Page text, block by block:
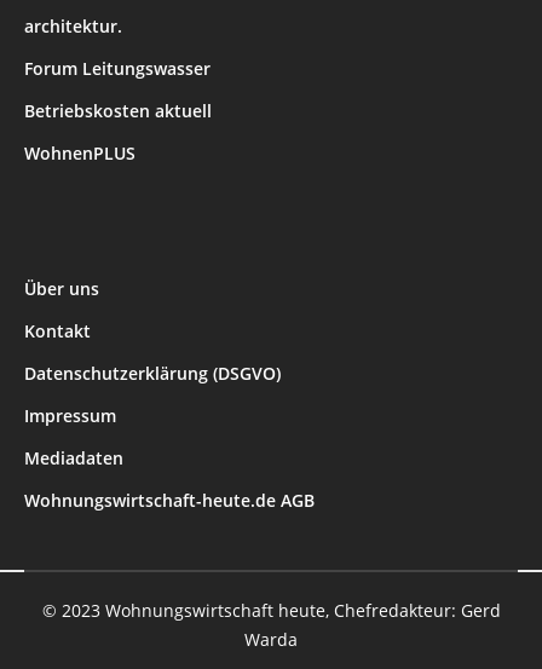
architektur.
Forum Leitungswasser
Betriebskosten aktuell
WohnenPLUS
Über uns
Kontakt
Datenschutzerklärung (DSGVO)
Impressum
Mediadaten
Wohnungswirtschaft-heute.de AGB
© 2023 Wohnungswirtschaft heute, Chefredakteur: Gerd
Warda